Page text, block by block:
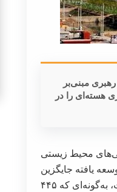
مبنی‌بر
هسته‌ای را در
محیط زیستی
یافته جایگزین
شده‌اند، که از این میان انرژی هسته‌ای اولویت اول قدرت‌های هسته‌ای برای تولید برق است، به‌گونه‌ای که ۴۴۵